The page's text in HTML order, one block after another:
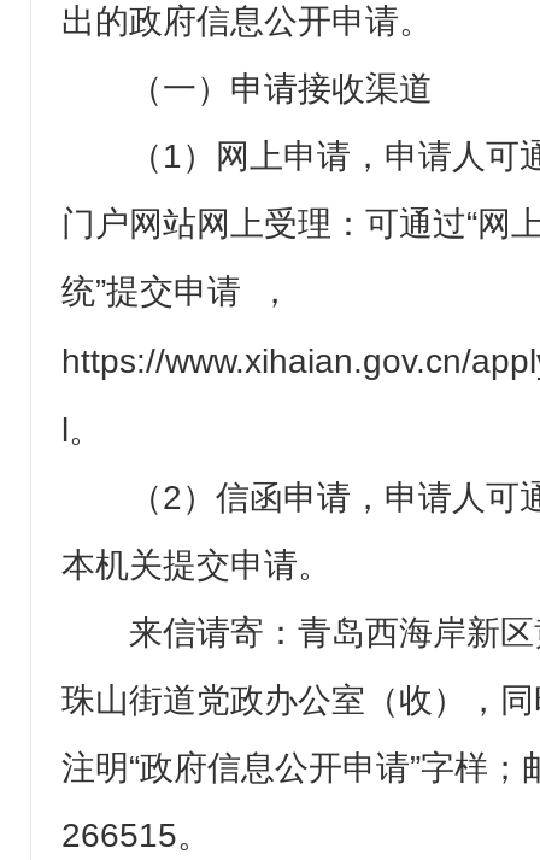
出的政府信息公开申请。
（一）申请接收渠道
（1）网上申请，申请人
门户网站网上受理：可通过“网
统”提交申请 ，
https://www.xihaian.gov.cn/
l。
（2）信函申请，申请人
本机关提交申请。
来信请寄：青岛西海岸新
珠山街道党政办公室（收），
注明“政府信息公开申请”字样；
266515。